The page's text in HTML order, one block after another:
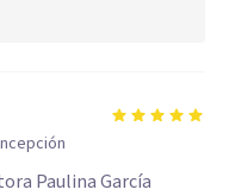
Paulina García